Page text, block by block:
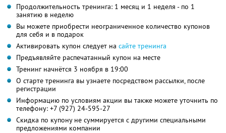
Продолжительность тренинга: 1 месяц и 1 неделя - по 1
занятию в неделю
Вы можете приобрести неограниченное количество купонов
для себя и в подарок
Активировать купон следует на сайте тренинга
Предъявляйте распечатанный купон на месте
Тренинг начнётся 3 ноября в 19:00
О старте тренинга вы узнаете посредством рассылки, после
регистрации
Информацию по условиям акции вы также можете уточнить по
телефону: +7 (927) 24-595-27
Скидка по купону не суммируется с другими специальными
предложениями компании